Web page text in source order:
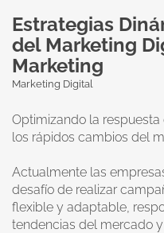
Estrategias
del Marketing
Marketing
Marketing Digital
Optimizando la
los rápidos cambios del
Actualmente las
desafío de realizar
flexible y adaptable,
tendencias del mercado